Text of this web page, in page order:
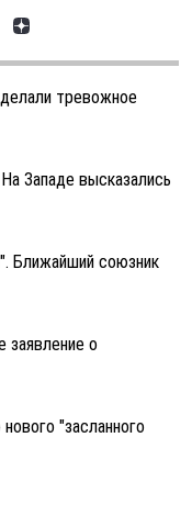
тревожное
Западе высказались
Ближайший союзник
заявление о
"засланного